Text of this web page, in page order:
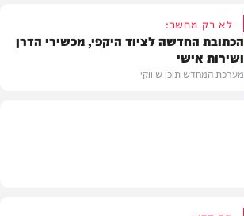
לא רק מחשב:
הכתובת החדשה לציוד היקפי, מכשירי הדרן
ושירות אישי
מערכת המחדש תוכן שיווקי